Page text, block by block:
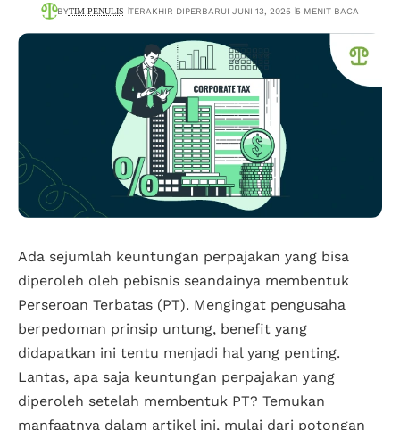
BYTIM PENULIS TERAKHIR DIPERBARUI JUNI 13, 2025 5 MENIT BACA
Ada sejumlah keuntungan perpajakan yang bisa
diperoleh oleh pebisnis seandainya membentuk
Perseroan Terbatas (PT). Mengingat pengusaha
berpedoman prinsip untung, benefit yang
didapatkan ini tentu menjadi hal yang penting.
Lantas, apa saja keuntungan perpajakan yang
diperoleh setelah membentuk PT? Temukan
manfaatnya dalam artikel ini, mulai dari potongan